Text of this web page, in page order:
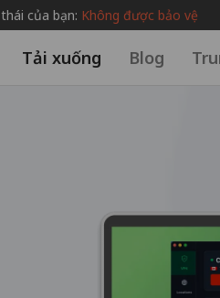
của bạn: Không được bảo vệ
Tải xuống Blog